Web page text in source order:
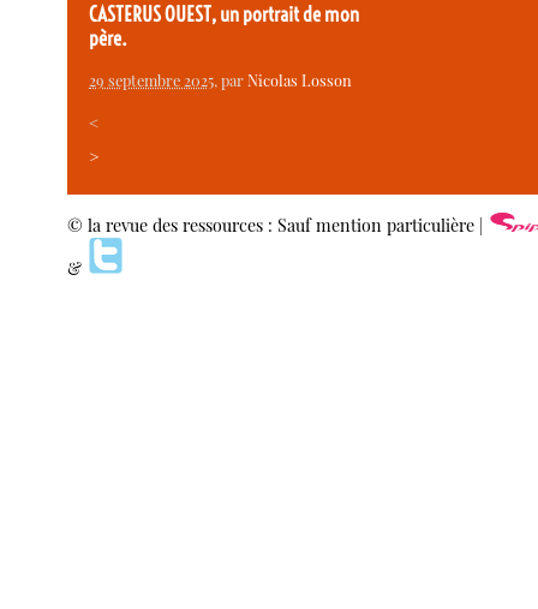
CASTERUS OUEST, un portrait de mon
père.
29 septembre 2025, parNicolas Losson
<
>
© la revue des ressources : Sauf mention particulière |
&